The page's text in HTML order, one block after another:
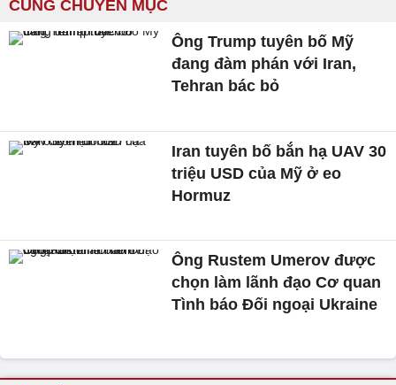
CÙNG CHUYÊN MỤC
Ông Trump tuyên bố Mỹ
đang đàm phán với Iran,
Tehran bác bỏ
Iran tuyên bố bắn hạ UAV 30
triệu USD của Mỹ ở eo
Hormuz
Ông Rustem Umerov được
chọn làm lãnh đạo Cơ quan
Tình báo Đối ngoại Ukraine